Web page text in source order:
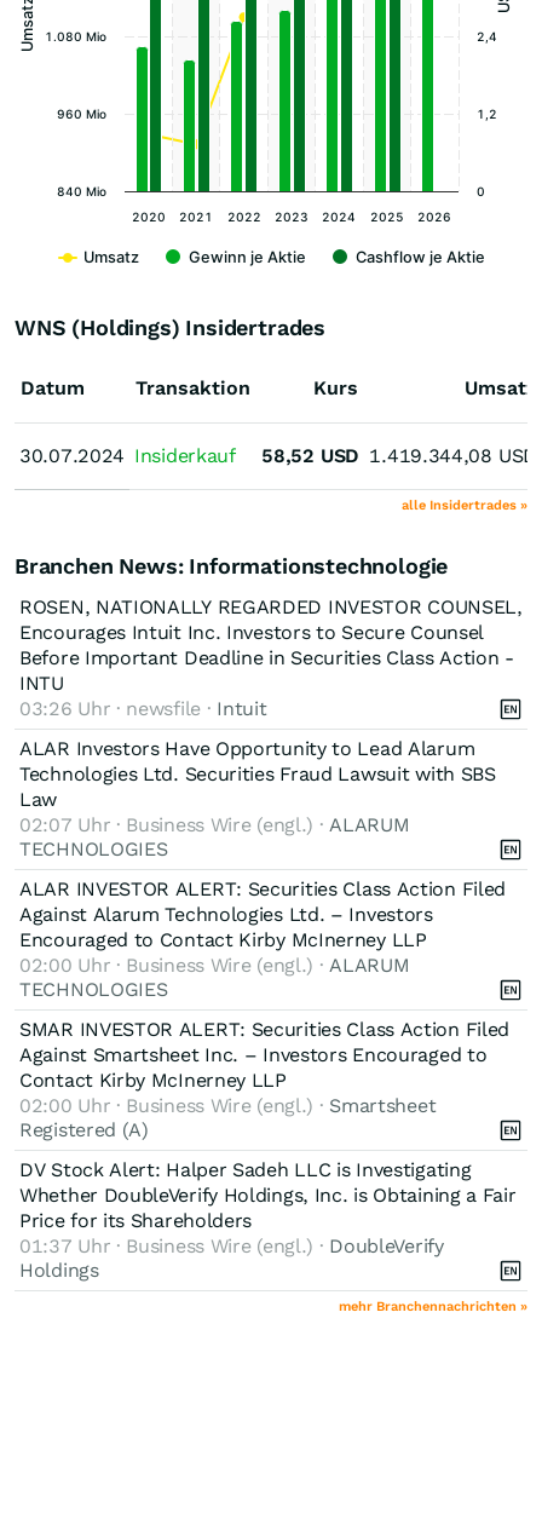
Umsatz Gewinn je Aktie Cashflow je Aktie
2020 2021 2022 2023 2024 2025 2026
840 Mio
960 Mio
1.080 Mio
0
1,2
2,4
WNS (Holdings) Insidertrades
Datum
30.07.2024
Transaktion Kurs Umsatz
30.07.2024 Insiderkauf 58,52 USD 1.419.344,08 USD
alle Insidertrades »
Branchen News: Informationstechnologie
ROSEN, NATIONALLY REGARDED INVESTOR COUNSEL,
Encourages Intuit Inc. Investors to Secure Counsel
Before Important Deadline in Securities Class Action -
INTU
03:26 Uhr · newsfile · Intuit
ALAR Investors Have Opportunity to Lead Alarum
Technologies Ltd. Securities Fraud Lawsuit with SBS
Law
02:07 Uhr · Business Wire (engl.) · ALARUM
TECHNOLOGIES
ALAR INVESTOR ALERT: Securities Class Action Filed
Against Alarum Technologies Ltd. – Investors
Encouraged to Contact Kirby McInerney LLP
02:00 Uhr · Business Wire (engl.) · ALARUM
TECHNOLOGIES
SMAR INVESTOR ALERT: Securities Class Action Filed
Against Smartsheet Inc. – Investors Encouraged to
Contact Kirby McInerney LLP
02:00 Uhr · Business Wire (engl.) · Smartsheet
Registered (A)
DV Stock Alert: Halper Sadeh LLC is Investigating
Whether DoubleVerify Holdings, Inc. is Obtaining a Fair
Price for its Shareholders
01:37 Uhr · Business Wire (engl.) · DoubleVerify
Holdings
mehr Branchennachrichten »